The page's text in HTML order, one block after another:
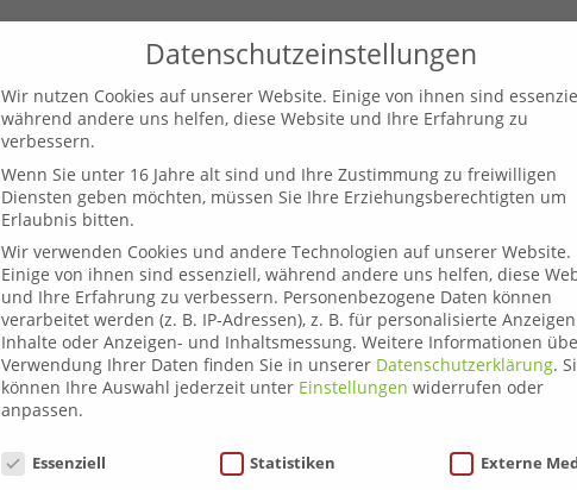
Über uns
Leoben
Datenschutzeinstellungen
Wir nutzen Cookies auf unserer Website. Einige von ihnen sind
während andere uns helfen, diese Website und Ihre Erfahrung zu
verbessern.
Wenn Sie unter 16 Jahre alt sind und Ihre Zustimmung zu freiwilligen
Diensten geben möchten, müssen Sie Ihre Erziehungsberechtigten um
Erlaubnis bitten.
Wir verwenden Cookies und andere Technologien auf unserer Website.
Einige von ihnen sind essenziell, während andere uns helfen, diese
und Ihre Erfahrung zu verbessern. Personenbezogene Daten können
verarbeitet werden (z. B. IP-Adressen), z. B. für personalisierte
Inhalte oder Anzeigen- und Inhaltsmessung. Weitere Informationen
Verwendung Ihrer Daten finden Sie in unserer Datenschutzerklärung.
können Ihre Auswahl jederzeit unter Einstellungen widerrufen oder
anpassen.
Datenschutzeinstellungen
Essenziell Statistiken Externe